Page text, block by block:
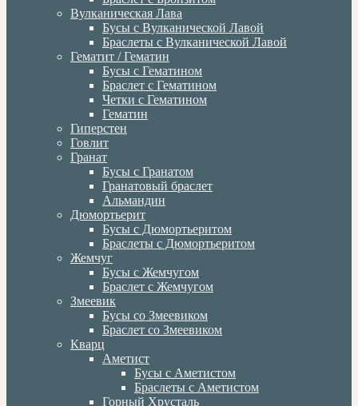
Вулканическая Лава
Бусы с Вулканической Лавой
Браслеты с Вулканической Лавой
Гематит / Гематин
Бусы с Гематином
Браслет с Гематином
Четки с Гематином
Гематин
Гиперстен
Говлит
Гранат
Бусы с Гранатом
Гранатовый браслет
Альмандин
Дюмортьерит
Бусы с Дюмортьеритом
Браслеты с Дюмортьеритом
Жемчуг
Бусы с Жемчугом
Браслет с Жемчугом
Змеевик
Бусы со Змеевиком
Браслет со Змеевиком
Кварц
Аметист
Бусы с Аметистом
Браслеты с Аметистом
Горный Хрусталь